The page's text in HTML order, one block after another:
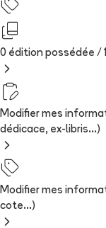
0 édition possédée / 1
Modifier mes
dédicace, ex-libris...)
Modifier mes
cote...)